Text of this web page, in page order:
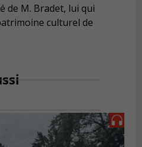
de M. Bradet, lui qui
culturel de